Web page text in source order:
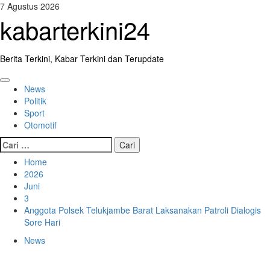
Skip
content
7 Agustus 2026
kabarterkini24
Berita Terkini, Kabar Terkini dan Terupdate
Primary
Menu
News
Politik
Sport
Otomotif
Cari
untuk:
Home
2026
Juni
3
Anggota Polsek Telukjambe Barat Laksanakan Patroli Dialogis
Sore Hari
News